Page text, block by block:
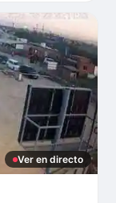
Ver en directo